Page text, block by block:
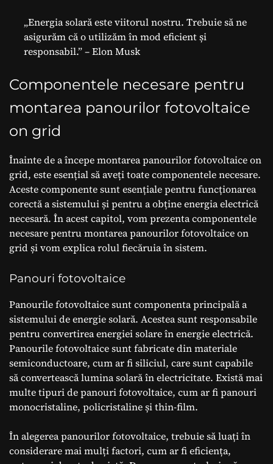
„Energia solară este viitorul nostru. Trebuie să ne
asigurăm că o utilizăm în mod eficient și
responsabil.” – Elon Musk
Componentele necesare pentru
montarea panourilor fotovoltaice
on grid
Înainte de a începe montarea panourilor fotovoltaice on
grid, este esențial să aveți toate componentele necesare.
Aceste componente sunt esențiale pentru funcționarea
corectă a sistemului și pentru a obține energia electrică
necesară. În acest capitol, vom prezenta componentele
necesare pentru montarea panourilor fotovoltaice on
grid și vom explica rolul fiecăruia în sistem.
Panouri fotovoltaice
Panourile fotovoltaice sunt componenta principală a
sistemului de energie solară. Acestea sunt responsabile
pentru convertirea energiei solare în energie electrică.
Panourile fotovoltaice sunt fabricate din materiale
semiconductoare, cum ar fi siliciul, care sunt capabile
să convertească lumina solară în electricitate. Există mai
multe tipuri de panouri fotovoltaice, cum ar fi panouri
monocristaline, policristaline și thin-film.
În alegerea panourilor fotovoltaice, trebuie să luați în
considerare mai mulți factori, cum ar fi eficiența,